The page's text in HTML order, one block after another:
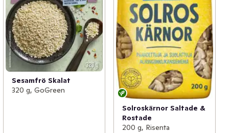
Sesamfrö Skalat
320 g, GoGreen
Solroskärnor Saltade &
Rostade
200 g, Risenta